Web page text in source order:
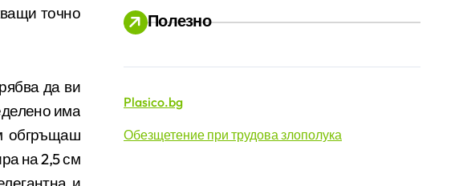
точно
да ви
има
обгръщаш
на 2,5 см
Полезно
Plasico.bg
Обезщетение при трудова злополука